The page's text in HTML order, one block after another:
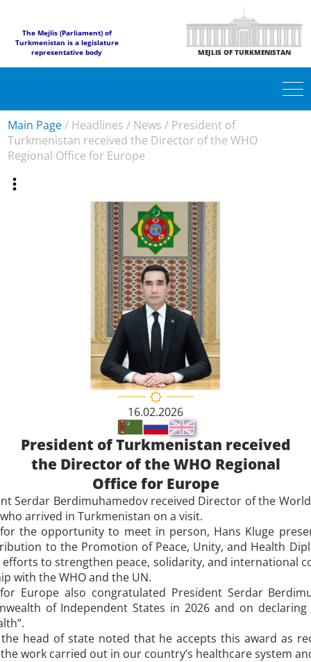
The Mejlis (Parliament) of
Turkmenistan is a legislature
representative body
MEJLIS OF TURKMENISTAN
Main Page/ Headlines / News / President of
Turkmenistan received the Director of the WHO
Regional Office for Europe
16.02.2026
President of Turkmenistan received
the Director of the WHO Regional
Office for Europe
Serdar Berdimuhamedov received Director of the
arrived in Turkmenistan on a visit.
the opportunity to meet in person, Hans Kluge
to the Promotion of Peace, Unity, and Health
efforts to strengthen peace, solidarity, and international
with the WHO and the UN.
Europe also congratulated President Serdar
of Independent States in 2026 and on
head of state noted that he accepts this award as
work carried out in our country’s healthcare system